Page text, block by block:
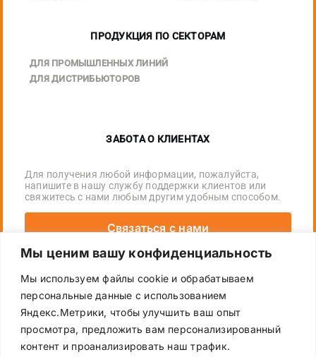
Мы ценим вашу конфиденциальность
Мы используем файлы cookie и обрабатываем
персональные данные с использованием
Яндекс.Метрики, чтобы улучшить ваш опыт
просмотра, предложить вам персонализированный
контент и проанализировать наш трафик.
ПРОДУКЦИЯ ПО СЕКТОРАМ
ДЛЯ ПРОМЫШЛЕННЫХ ЛИНИЙ
ДЛЯ ДИСТРИБЬЮТОРОВ
ЗАБОТА О КЛИЕНТАХ
Для получения любой информации, пожалуйста,
напишите в нашу службу поддержки клиентов или
свяжитесь с нами любым другим удобным способом.
Связаться с нами
+7 (495) 755-16-72
ecopack_russia@ecopack.com